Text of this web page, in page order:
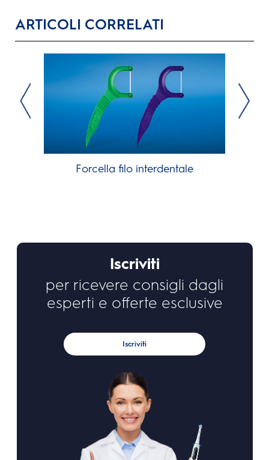
ARTICOLI CORRELATI
Forcella filo interdentale
Iscriviti
per ricevere consigli dagli
esperti e offerte esclusive
Iscriviti